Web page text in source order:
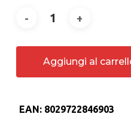
Aggiungi al
EAN: 8029722846903